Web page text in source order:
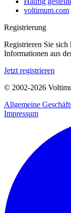
voltimum.com
Registrierung
Registrieren Sie sich
Informationen aus
Jetzt registrieren
© 2002-2026
Allgemeine
Impressum